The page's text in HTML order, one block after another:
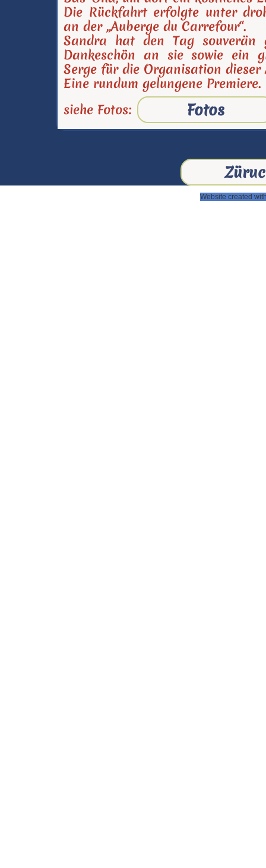
Die Rückfahrt erfolgte unter
an der „Auberge du Carrefour“.
Sandra hat den Tag souverän
Dankeschön an sie sowie ein
Serge für die Organisation dieser
Eine rundum gelungene Premiere.
siehe Fotos:
Fotos
Website created